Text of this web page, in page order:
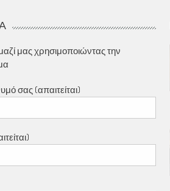
μας χρησιμοποιώντας την
σας (απαιτείται)